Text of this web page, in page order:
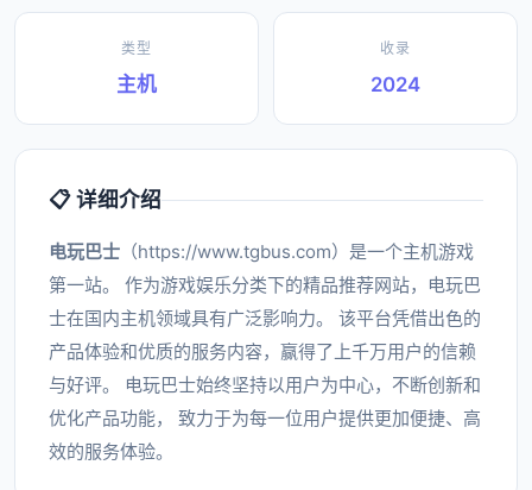
类型
主机
收录
2024
📋 详细介绍
电玩巴士 （https://www.tgbus.com）是一个主机游戏
第一站。 作为游戏娱乐分类下的精品推荐网站，电玩巴
士在国内主机领域具有广泛影响力。 该平台凭借出色的
产品体验和优质的服务内容，赢得了上千万用户的信赖
与好评。 电玩巴士始终坚持以用户为中心，不断创新和
优化产品功能， 致力于为每一位用户提供更加便捷、高
效的服务体验。